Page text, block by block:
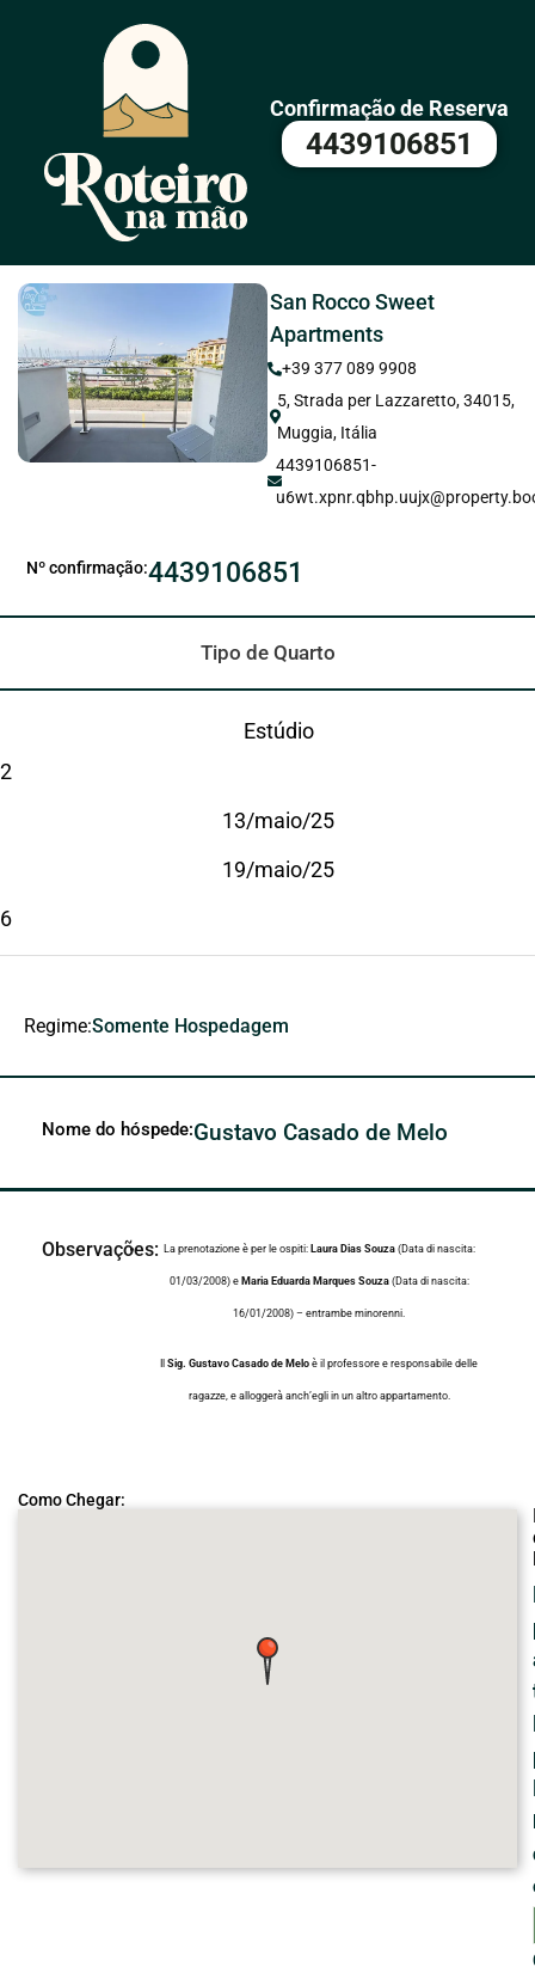
Confirmação de Reserva
4439106851
San Rocco Sweet
Apartments
+39 377 089 9908
5, Strada per Lazzaretto, 34015,
Muggia, Itália
4439106851-
Nº confirmação:4439106851
Tipo de Quarto
Estúdio
2
13/maio/25
19/maio/25
6
Regime:Somente Hospedagem
Nome do hóspede:Gustavo Casado de Melo
Observações: La prenotazione è per le ospiti: Laura Dias Souza(Data di nascita:
01/03/2008) e Maria Eduarda Marques Souza(Data di nascita:
16/01/2008) – entrambe minorenni.
IlSig. Gustavo Casado de Melo è il professore e responsabile delle
ragazze, e alloggerà anch’egli in un altro appartamento.
Como Chegar: